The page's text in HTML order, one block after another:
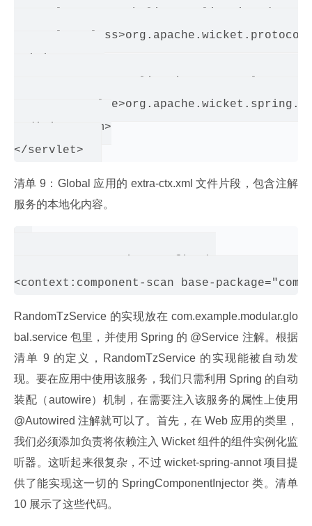
<servlet-
<param-
</init-param>
清单 9：Global 应用的 extra-ctx.xml 文件片段，包含注解
服务的本地化内容。
RandomTzService 的实现放在 com.example.modular.glo
bal.service 包里，并使用 Spring 的 @Service 注解。根据
清单 9 的定义，RandomTzService 的实现能被自动发
现。要在应用中使用该服务，我们只需利用 Spring 的自动
装配（autowire）机制，在需要注入该服务的属性上使用
@Autowired 注解就可以了。首先，在 Web 应用的类里，
我们必须添加负责将依赖注入 Wicket 组件的组件实例化监
听器。这听起来很复杂，不过 wicket-spring-annot 项目提
供了能实现这一切的 SpringComponentInjector 类。清单
10 展示了这些代码。